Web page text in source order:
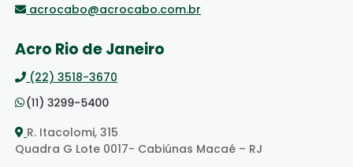
acrocabo@acrocabo.com.br
Acro Rio de Janeiro
(22) 3518-3670
R. Itacolomi, 315
Quadra G Lote 0017- Cabiúnas Macaé – RJ